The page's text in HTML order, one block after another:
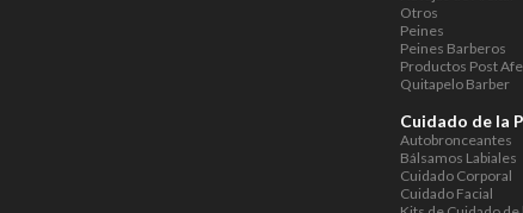
Otros
Peines
Peines Barberos
Productos Post
Quitapelo Barber
Cuidado de la
Autobronceantes
Bálsamos Labiales
Cuidado Corporal
Cuidado Facial